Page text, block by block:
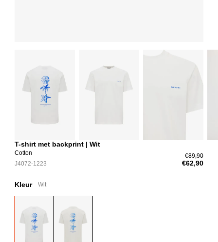
T-shirt met backprint | Wit
Cotton
J4072-1223
€89,90
€62,90
Kleur Wit